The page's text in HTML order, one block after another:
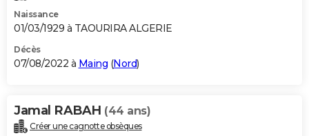
Naissance
01/03/1929 à TAOURIRA ALGERIE
Décès
07/08/2022 à Maing (Nord)
Jamal RABAH (44 ans)
Créer une cagnotte obsèques